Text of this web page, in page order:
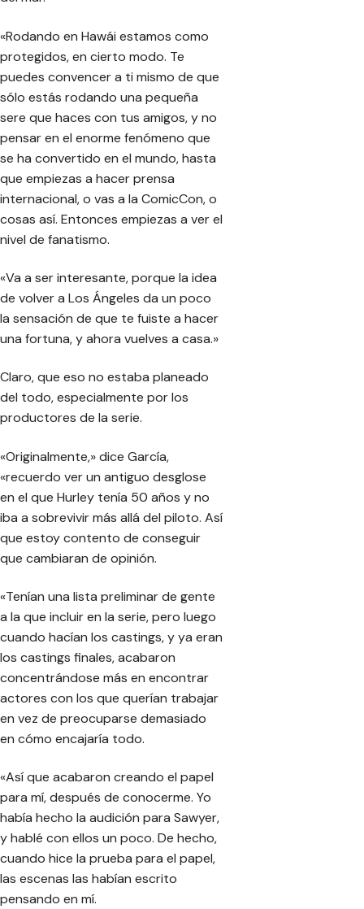
«Rodando en Hawái estamos como
protegidos, en cierto modo. Te
puedes convencer a ti mismo de que
sólo estás rodando una pequeña
sere que haces con tus amigos, y no
pensar en el enorme fenómeno que
se ha convertido en el mundo, hasta
que empiezas a hacer prensa
internacional, o vas a la ComicCon, o
cosas así. Entonces empiezas a ver el
nivel de fanatismo.
«Va a ser interesante, porque la idea
de volver a Los Ángeles da un poco
la sensación de que te fuiste a hacer
una fortuna, y ahora vuelves a casa.»
Claro, que eso no estaba planeado
del todo, especialmente por los
productores de la serie.
«Originalmente,» dice García,
«recuerdo ver un antiguo desglose
en el que Hurley tenía 50 años y no
iba a sobrevivir más allá del piloto. Así
que estoy contento de conseguir
que cambiaran de opinión.
«Tenían una lista preliminar de gente
a la que incluir en la serie, pero luego
cuando hacían los castings, y ya eran
los castings finales, acabaron
concentrándose más en encontrar
actores con los que querían trabajar
en vez de preocuparse demasiado
en cómo encajaría todo.
«Así que acabaron creando el papel
para mí, después de conocerme. Yo
había hecho la audición para Sawyer,
y hablé con ellos un poco. De hecho,
cuando hice la prueba para el papel,
las escenas las habían escrito
pensando en mí.